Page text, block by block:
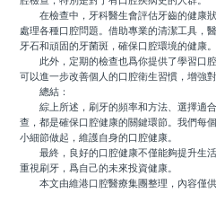
在檢查中，牙科醫生會評估牙齒的健康狀
處理各種口腔問題。借助專業的清潔工具，
牙石和頑固的牙菌斑，確保口腔環境的健康。
此外，定期的檢查也爲你提供了學習口腔
可以進一步改善個人的口腔衛生習慣，增強
總結：
綜上所述，刷牙的頻率和方法、選擇適合
查，都是確保口腔健康的關鍵環節。我們每
小細節做起，維護自身的口腔健康。
最終，良好的口腔健康不僅能夠提升生活
重視刷牙，爲自己的未來投資健康。
本文由維港口腔醫療集團整理，內容僅